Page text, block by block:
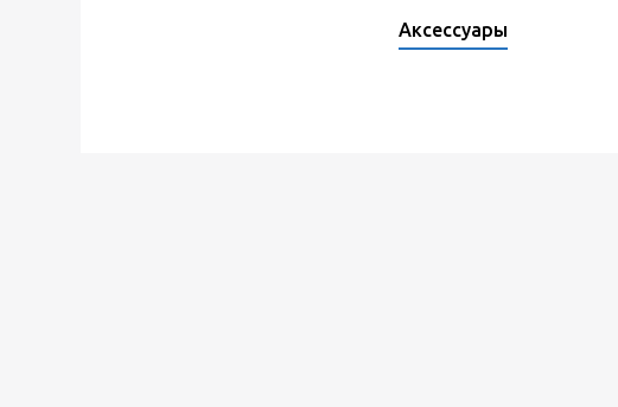
Аксессуары